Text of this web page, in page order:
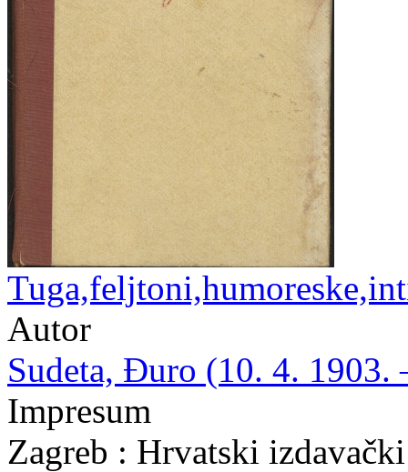
Autor
Sudeta, Đuro (10. 4. 1903.
Impresum
Zagreb : Hrvatski